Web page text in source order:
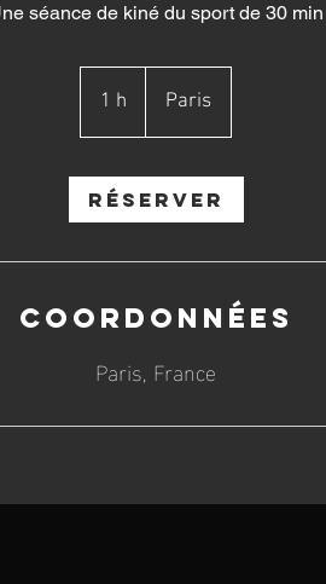
séance de kiné du sport de 30 min
1 h Paris
Réserver
Coordonnées
Paris, France